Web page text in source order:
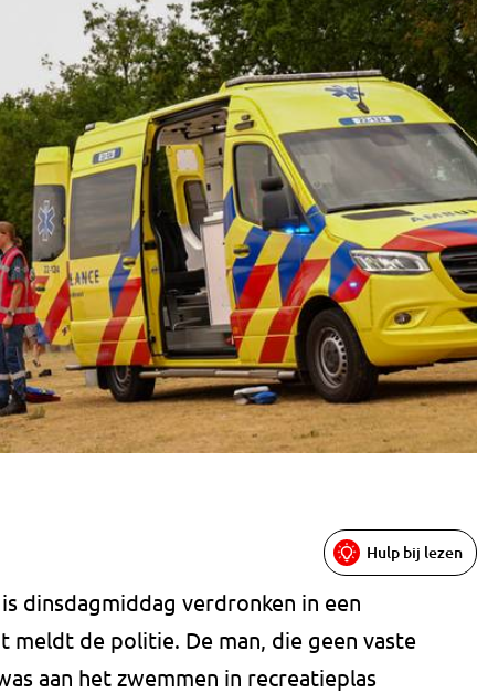
Hulp bij lezen
dinsdagmiddag verdronken in een
meldt de politie. De man, die geen vaste
aan het zwemmen in recreatieplas